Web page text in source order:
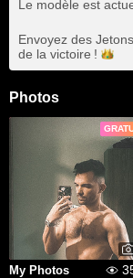
Le modèle est
Envoyez des
de la victoire !
Photos
My Photos